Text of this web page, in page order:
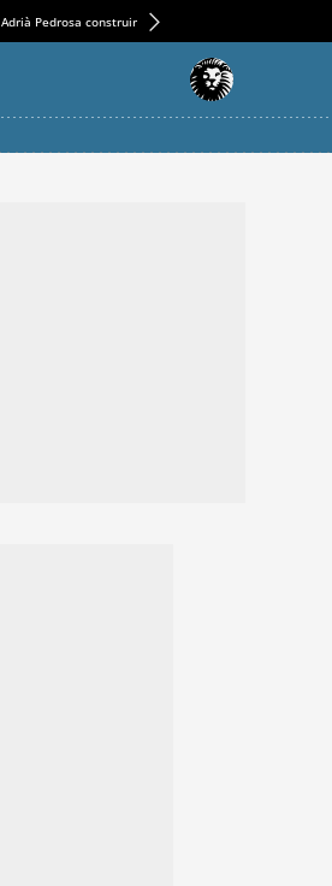
Adrià Pedrosa construirá la nueva residencia en el